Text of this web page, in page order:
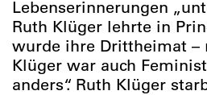
Lebenserinnerungen
Ruth Klüger lehrte in
wurde ihre Drittheimat –
Klüger war auch
anders“. Ruth Klüger